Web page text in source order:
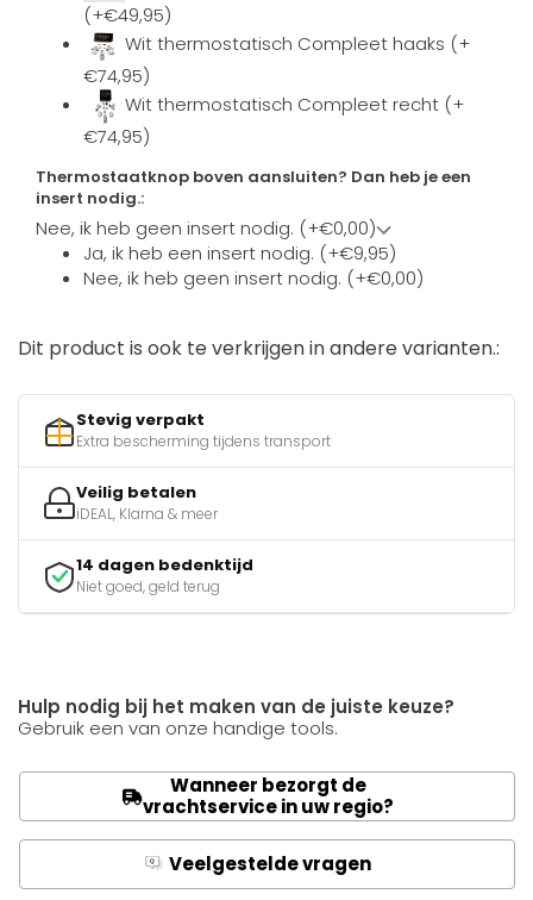
(+€49,95)
Wit thermostatisch Compleet haaks (+
€74,95)
Wit thermostatisch Compleet recht (+
€74,95)
Thermostaatknop boven aansluiten? Dan heb je een
insert nodig.:
Nee, ik heb geen insert nodig. (+€0,00)
Ja, ik heb een insert nodig. (+€9,95)
Nee, ik heb geen insert nodig. (+€0,00)
Dit product is ook te verkrijgen in andere varianten.:
Stevig verpakt
Extra bescherming tijdens transport
Veilig betalen
iDEAL, Klarna & meer
14 dagen bedenktijd
Niet goed, geld terug
Hulp nodig bij het maken van de juiste keuze?
Gebruik een van onze handige tools.
Wanneer bezorgt de
vrachtservice in uw regio?
Q Veelgestelde vragen